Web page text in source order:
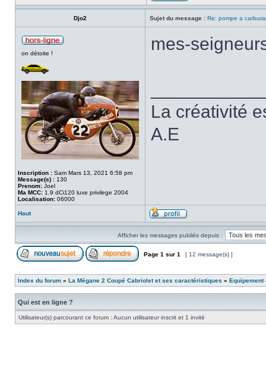
Djo2 Sujet du message : Re: pompe a
on détoite !
Inscription : Sam Mars 13, 2021 6:58 pm
Message(s) : 130
Prenom: Joel
Ma MCC: 1.9 dCi120 luxe privilege 2004
Localisation: 06000
mes-
La créativité
A.E
Haut
Afficher les messages publiés depuis :
Page 1 sur 1 [ 12 message(s) ]
Index du forum » La Mégane 2 Coupé Cabriolet et ses caractéristiques » Equipement
Qui est en ligne ?
Utilisateur(s) parcourant ce forum : Aucun utilisateur inscrit et 1 invité